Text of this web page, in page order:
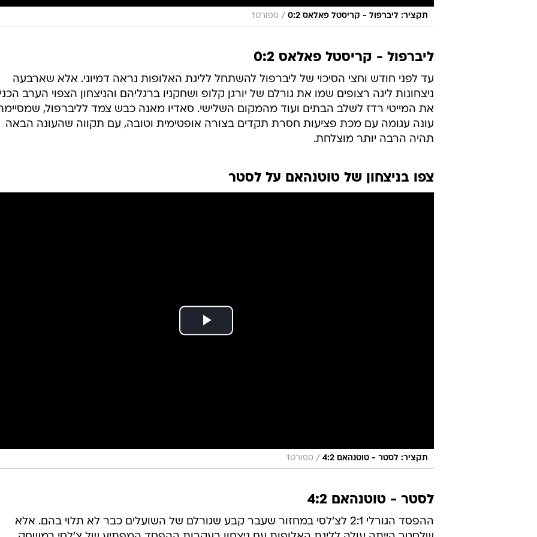
תקציר: ליברפול - קריסטל פאלאס 0:2 / ספורט1
ליברפול - קריסטל פאלאס 0:2
עד לפני חודש וחצי הסיכוי של ליברפול להשתחל לליגת האלופות נראה דמיוני. אלא שארבעה
ניצחונות ליגה רצופים שמו את גורלם של יורגן קלופ ושחקניו ברגליהם והניצחון הצפוי הערב
את המייטי רדז לשלב הבתים ועוד מהמקום השלישי. סאדיו מאנה כבש צמד לליברפול,
עונה עגומה עם מכת פציעות חסרת תקדים בצורה אופטימית וטובה, עם תקווה שהעונה הבאה
תהיה הרבה יותר מוצלחת.
צפו בניצחון של טוטנהאם על לסטר
תקציר: לסטר - טוטנהאם 4:2 / ספורט1
לסטר - טוטנהאם 4:2
ההפסד הגורלי 2:1 לצ'לסי במחזור שעבר קבע שגורלם של השועלים כבר לא תלוי בהם. אלא